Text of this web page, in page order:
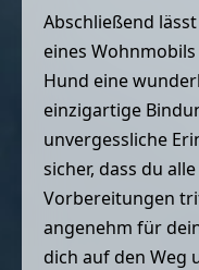
Abschließend
eines
Hund eine
einzigartige
unvergessliche
sicher, dass du
Vorbereitungen
angenehm für
dich auf den Weg